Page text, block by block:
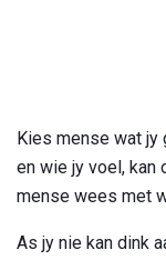
Kies mense wat jy
en wie jy voel, kan
mense wees met
As jy nie kan dink